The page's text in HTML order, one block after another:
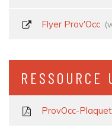
Flyer Prov'Occ
RESSOURCE
ProvOcc-